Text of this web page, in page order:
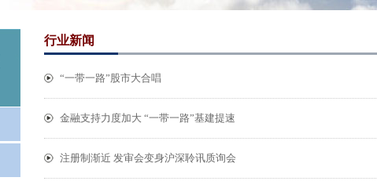
行业新闻
“一带一路”股市大合唱
金融支持力度加大 “一带一路”基建提速
注册制渐近 发审会变身沪深聆讯质询会